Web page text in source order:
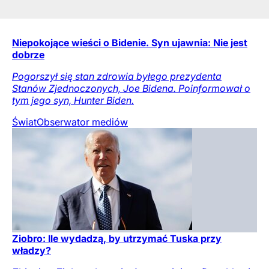
Niepokojące wieści o Bidenie. Syn ujawnia: Nie jest
dobrze
Pogorszył się stan zdrowia byłego prezydenta
Stanów Zjednoczonych, Joe Bidena. Poinformował o
tym jego syn, Hunter Biden.
ŚwiatObserwator mediów
Ziobro: Ile wydadzą, by utrzymać Tuska przy
władzy?